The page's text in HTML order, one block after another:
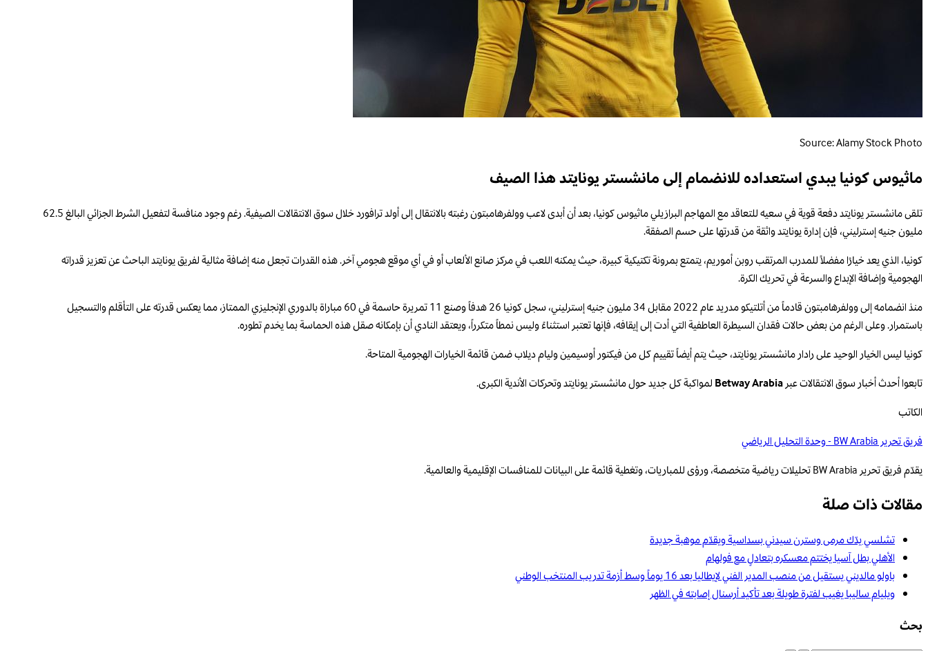
Source: Alamy Stock Photo
ماثيوس كونيا يبدي استعداده للانضمام إلى مانشستر يونايتد هذا الصيف
تلقى مانشستر يونايتد دفعة قوية في سعيه للتعاقد مع المهاجم البرازيلي ماثيوس كونيا، بعد أن أبدى لاعب وولفرهامبتون رغبته بالانتقال إلى أولد ترافورد خلال سوق الانتقالات الصيفية. رغم وجود منافسة لتفعيل الشرط الجزائي البالغ 62.5
مليون جنيه إسترليني، فإن إدارة يونايتد واثقة من قدرتها على حسم الصفقة.
كونيا، الذي يعد خيارًا مفضلاً للمدرب المرتقب روبن أموريم، يتمتع بمرونة تكتيكية كبيرة، حيث يمكنه اللعب في مركز صانع الألعاب أو في أي موقع هجومي آخر. هذه القدرات تجعل منه إضافة مثالية لفريق يونايتد الباحث عن تعزيز قدراته
الهجومية وإضافة الإبداع والسرعة في تحريك الكرة.
منذ انضمامه إلى وولفرهامبتون قادماً من أتلتيكو مدريد عام 2022 مقابل 34 مليون جنيه إسترليني، سجل كونيا 26 هدفاً وصنع 11 تمريرة حاسمة في 60 مباراة بالدوري الإنجليزي الممتاز، مما يعكس قدرته على التأقلم والتسجيل
باستمرار. وعلى الرغم من بعض حالات فقدان السيطرة العاطفية التي أدت إلى إيقافه، فإنها تعتبر استثناءً وليس نمطاً متكرراً، ويعتقد النادي أن بإمكانه صقل هذه الحماسة بما يخدم تطوره.
كونيا ليس الخيار الوحيد على رادار مانشستر يونايتد، حيث يتم أيضاً تقييم كل من فيكتور أوسيمين وليام ديلاب ضمن قائمة الخيارات الهجومية المتاحة.
تابعوا أحدث أخبار سوق الانتقالات عبرBetway Arabiaلمواكبة كل جديد حول مانشستر يونايتد وتحركات الأندية الكبرى.
الكاتب
فريق تحرير BW Arabia - وحدة التحليل الرياضي
يقدّم فريق تحرير BW Arabia تحليلات رياضية متخصصة، ورؤى للمباريات، وتغطية قائمة على البيانات للمنافسات الإقليمية والعالمية.
مقالات ذات صلة
تشلسي يدّك مرمى وسترن سيدني بسداسية ويقدّم موهبة جديدة
الأهلي بطل آسيا يختتم معسكره بتعادلٍ مع فولهام
باولو مالديني يستقيل من منصب المدير الفني لإيطاليا بعد 16 يوماً وسط أزمة تدريب المنتخب الوطني
ويليام ساليبا يغيب لفترة طويلة بعد تأكيد أرسنال إصابته في الظهر
بحث